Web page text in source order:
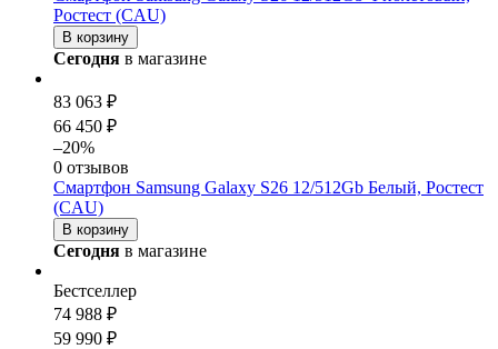
Ростест (CAU)
В корзину
Сегодня в магазине
83 063 ₽
66 450 ₽
–20%
0 отзывов
Смартфон Samsung Galaxy S26 12/512Gb Белый, Ростест
(CAU)
В корзину
Сегодня в магазине
Бестселлер
74 988 ₽
59 990 ₽